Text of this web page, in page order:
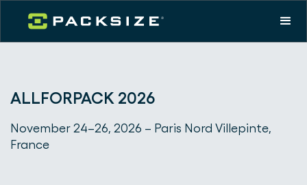
ALLFORPACK 2026
November 24–26, 2026 – Paris Nord Villepinte,
France